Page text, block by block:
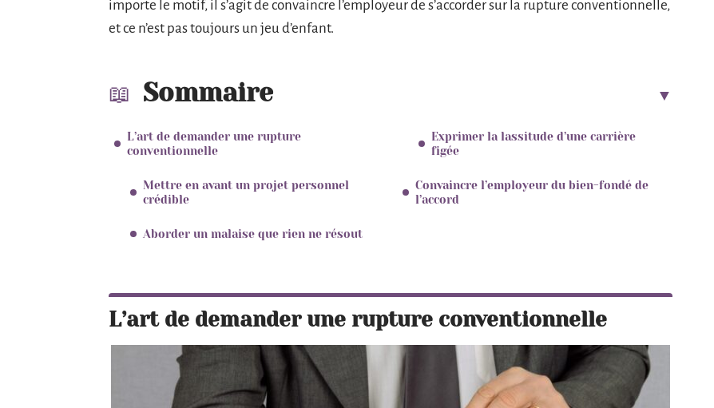
importe le motif, il s’agit de convaincre l’employeur de s’accorder sur la rupture conventionnelle,
et ce n’est pas toujours un jeu d’enfant.
Sommaire
L’art de demander une rupture
conventionnelle
Mettre en avant un projet personnel
crédible
Aborder un malaise que rien ne résout
Exprimer la lassitude d’une carrière
figée
Convaincre l’employeur du bien-fondé de
l’accord
L’art de demander une rupture conventionnelle